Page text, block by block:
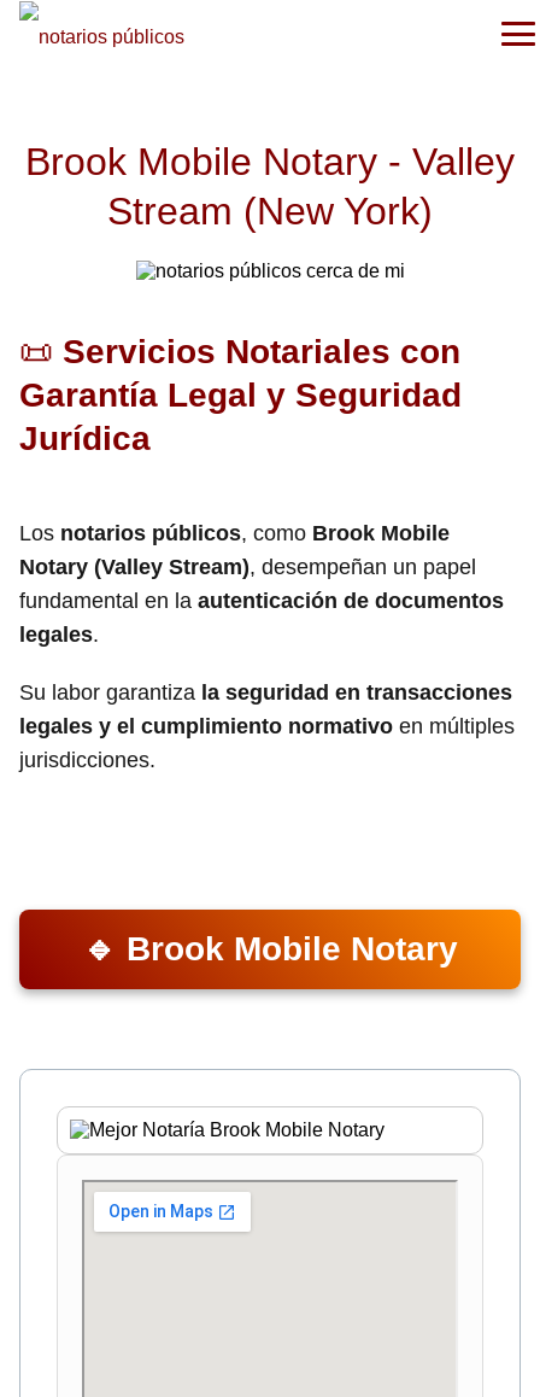
Brook Mobile Notary - Valley
Stream (New York)
📜 Servicios Notariales con
Garantía Legal y Seguridad
Jurídica
Los notarios públicos, como Brook Mobile
Notary (Valley Stream), desempeñan un papel
fundamental en la autenticación de documentos
legales.
Su labor garantiza la seguridad en transacciones
legales y el cumplimiento normativo en múltiples
jurisdicciones.
🔹 Brook Mobile Notary